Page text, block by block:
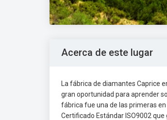
Acerca de este lugar
La fábrica de diamantes Caprice
gran oportunidad para aprender
fábrica fue una de las primeras
Certificado Estándar ISO9002